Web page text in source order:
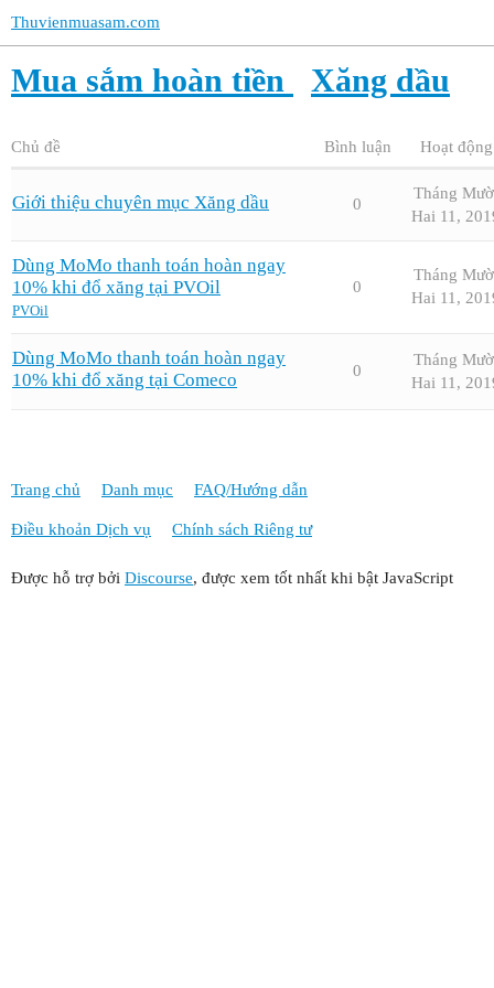
Thuvienmuasam.com
Mua sắm hoàn tiền Xăng dầu
Chủ đề Bình luận Hoạt động
Giới thiệu chuyên mục Xăng dầu 0
Tháng
Hai 11,
Dùng MoMo thanh toán hoàn ngay
10% khi đổ xăng tại PVOil
PVOil
0
Tháng
Hai 11,
Dùng MoMo thanh toán hoàn ngay
10% khi đổ xăng tại Comeco
0
Tháng
Hai 11,
Trang chủ Danh mục FAQ/Hướng dẫn
Điều khoản Dịch vụ Chính sách Riêng tư
Được hỗ trợ bởi Discourse, được xem tốt nhất khi bật JavaScript